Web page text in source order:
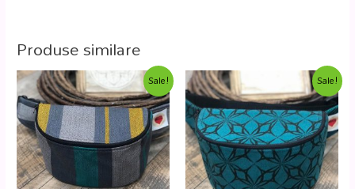
Produse similare
Sale! Sale!